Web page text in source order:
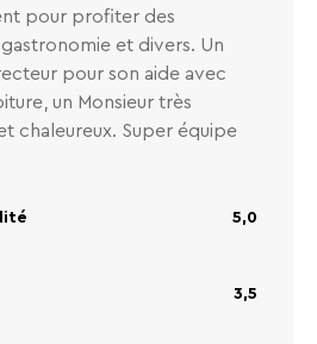
pour profiter des
et divers. Un
pour son aide avec
un Monsieur très
chaleureux. Super équipe
La femme du
un peu vétuste mais il
et on y mange et dort
et Eve.
5,0
3,5